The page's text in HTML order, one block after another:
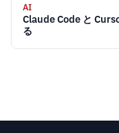
AI
Claude Code と
る